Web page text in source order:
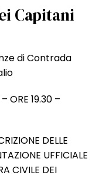
Capitani
di Contrada
ORE 19.30 –
DELLE
UFFICIALE
CIVILE DEI